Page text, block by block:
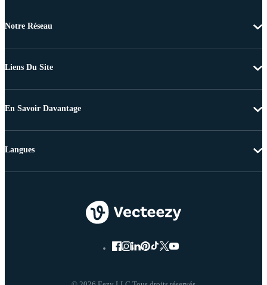
Notre Réseau
Liens Du Site
En Savoir Davantage
Langues